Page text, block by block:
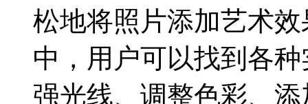
松地将照片添加艺术
中，用户可以找到各
强光线、调整色彩、